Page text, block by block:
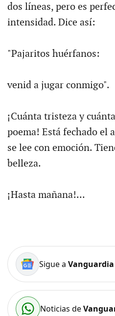
dos líneas, pero es
intensidad. Dice así:
"Pajaritos huérfanos:
venid a jugar conmigo".
¡Cuánta tristeza y
poema! Está fechado el
se lee con emoción.
belleza.
¡Hasta mañana!...
Sigue a Vanguardia
Noticias de